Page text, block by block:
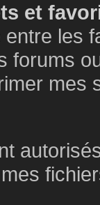
et
les
forums
mes